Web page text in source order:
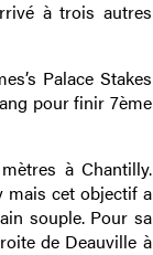
à trois autres
Palace Stakes
pour finir 7ème
à Chantilly.
mais cet objectif a
souple. Pour sa
de Deauville à